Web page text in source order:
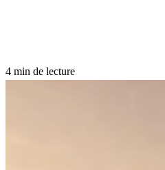
4 min de lecture